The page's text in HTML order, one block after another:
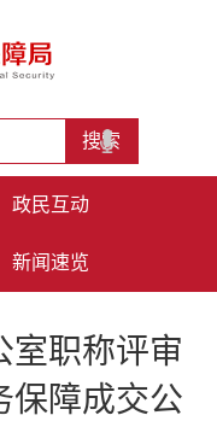
政民互动
新闻速览
室职称评审
保障成交公